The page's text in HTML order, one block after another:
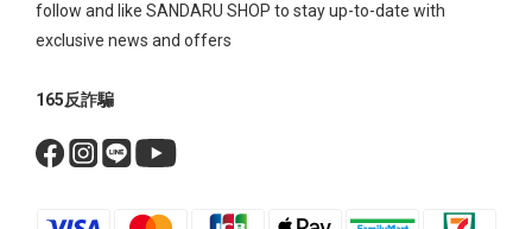
follow and like SANDARU SHOP to stay up-to-date with
exclusive news and offers
165反詐騙